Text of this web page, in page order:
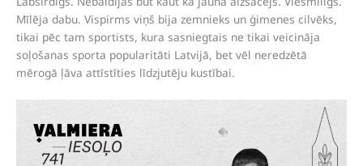
Mīlēja dabu. Vispirms viņš bija zemnieks un ģimenes cilvēks,
tikai pēc tam sportists, kura sasniegtais ne tikai veicināja
soļošanas sporta popularitāti Latvijā, bet vēl neredzētā
mērogā ļāva attīstīties līdzjutēju kustībai.